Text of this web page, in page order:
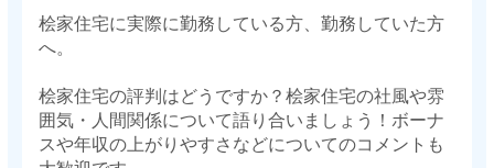
桧家住宅に実際に勤務している方、勤務していた方
へ。
桧家住宅の評判はどうですか？桧家住宅の社風や雰
囲気・人間関係について語り合いましょう！ボーナ
スや年収の上がりやすさなどについてのコメントも